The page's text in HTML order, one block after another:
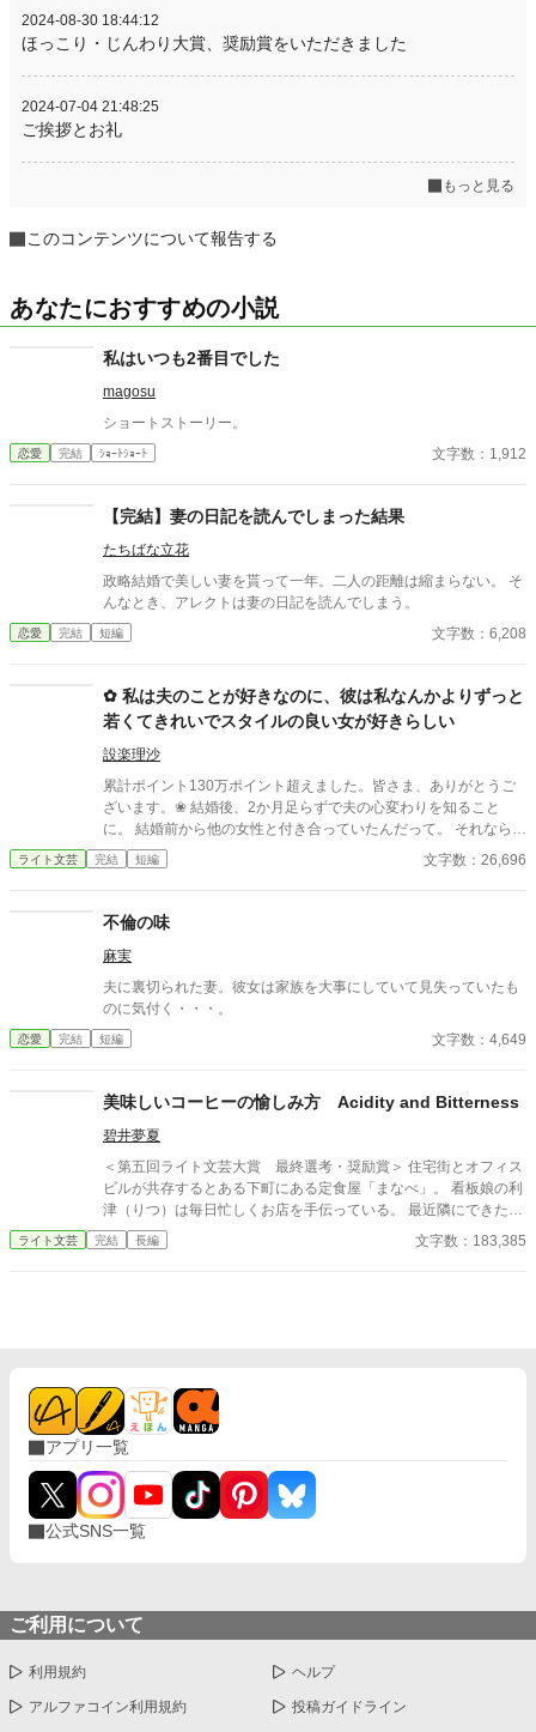
2024-08-30 18:44:12
ほっこり・じんわり大賞、奨励賞をいただきました
2024-07-04 21:48:25
ご挨拶とお礼
もっと見る
このコンテンツについて報告する
あなたにおすすめの小説
私はいつも2番目でした
magosu
ショートストーリー。
恋愛 完結 ｼｮｰﾄｼｮｰﾄ 文字数：1,912
【完結】妻の日記を読んでしまった結果
たちばな立花
政略結婚で美しい妻を貰って一年。二人の距離は縮まらない。 そ
んなとき、アレクトは妻の日記を読んでしまう。
恋愛 完結 短編 文字数：6,208
✿ 私は夫のことが好きなのに、彼は私なんかよりずっと
若くてきれいでスタイルの良い女が好きらしい
設楽理沙
累計ポイント130万ポイント超えました。皆さま、ありがとうご
ざいます。❀ 結婚後、2か月足らずで夫の心変わりを知ること
に。 結婚前から他の女性と付き合っていたんだって。 それならそ
うと、ちゃんと話してくれていれば、結婚なんて しなかった。 呆
れた私はすぐに家を出て自立の道を探すことにした。 それなの
夫。 だめだめ、信用できないからね～。 さようなら。 ＊＊＊＊
才 会社員 ◇ 日比野ひまり 32才 ◇ 石田唯 29才
滉星の同僚 ◇新堂冬也 25才 ひまり
ライト文芸 完結 短編 文字数：26,696
不倫の味
麻実
夫に裏切られた妻。彼女は家族を大事にしていて見失っていたも
のに気付く・・・。
恋愛 完結 短編 文字数：4,649
美味しいコーヒーの愉しみ方 Acidity and Bitterness
碧井夢夏
＜第五回ライト文芸大賞 最終選考・奨励賞＞ 住宅街とオフィス
ビルが共存するとある下町にある定食屋「まなべ」。 看板娘の利
津（りつ）は毎日忙しくお店を手伝っている。 最近隣にできたコ
ーヒーショップ「The Coffee Stand Natsu」。 どうやら、店長は
有名なクリエイティブ・ディレクターで、脱サラして始めたお店
ライト文芸 完結 長編 文字数：183,385
アプリ一覧
公式SNS一覧
ご利用について
利用規約 ヘルプ
アルファコイン利用規約 投稿ガイドライン